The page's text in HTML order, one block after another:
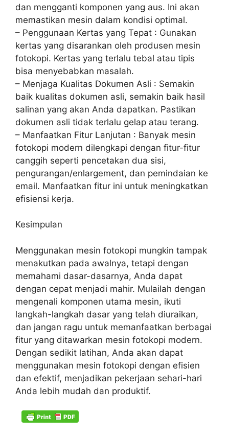
dan mengganti komponen yang aus. Ini akan
memastikan mesin dalam kondisi optimal.
– Penggunaan Kertas yang Tepat : Gunakan
kertas yang disarankan oleh produsen mesin
fotokopi. Kertas yang terlalu tebal atau tipis
bisa menyebabkan masalah.
– Menjaga Kualitas Dokumen Asli : Semakin
baik kualitas dokumen asli, semakin baik hasil
salinan yang akan Anda dapatkan. Pastikan
dokumen asli tidak terlalu gelap atau terang.
– Manfaatkan Fitur Lanjutan : Banyak mesin
fotokopi modern dilengkapi dengan fitur-fitur
canggih seperti pencetakan dua sisi,
pengurangan/enlargement, dan pemindaian ke
email. Manfaatkan fitur ini untuk meningkatkan
efisiensi kerja.
Kesimpulan
Menggunakan mesin fotokopi mungkin tampak
menakutkan pada awalnya, tetapi dengan
memahami dasar-dasarnya, Anda dapat
dengan cepat menjadi mahir. Mulailah dengan
mengenali komponen utama mesin, ikuti
langkah-langkah dasar yang telah diuraikan,
dan jangan ragu untuk memanfaatkan berbagai
fitur yang ditawarkan mesin fotokopi modern.
Dengan sedikit latihan, Anda akan dapat
menggunakan mesin fotokopi dengan efisien
dan efektif, menjadikan pekerjaan sehari-hari
Anda lebih mudah dan produktif.